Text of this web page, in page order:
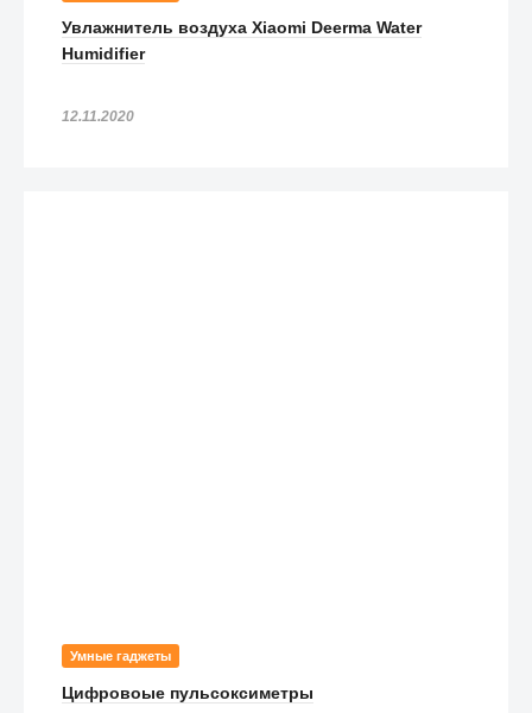
Увлажнитель воздуха Xiaomi Deerma Water
Humidifier
12.11.2020
Умные гаджеты
Цифровоые пульсоксиметры